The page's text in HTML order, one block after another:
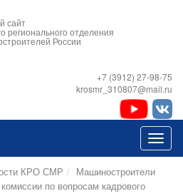
сайт
регионального отделения
России
+7 (3912) 27-98-75
krosmr_310807@mail.ru
КРО СМР
Машиностроители
по вопросам кадрового